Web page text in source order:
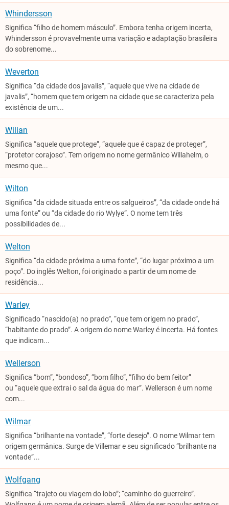
Whindersson
Significa “filho de homem másculo”. Embora tenha origem incerta,
Whindersson é provavelmente uma variação e adaptação brasileira
do sobrenome...
Weverton
Significa “da cidade dos javalis”, “aquele que vive na cidade de
javalis”, “homem que tem origem na cidade que se caracteriza pela
existência de um...
Wilian
Significa “aquele que protege”, “aquele que é capaz de proteger”,
“protetor corajoso”. Tem origem no nome germânico Willahelm, o
mesmo que...
Wilton
Significa “da cidade situada entre os salgueiros”, “da cidade onde há
uma fonte” ou “da cidade do rio Wylye”. O nome tem três
possibilidades de...
Welton
Significa “da cidade próxima a uma fonte”, “do lugar próximo a um
poço”. Do inglês Welton, foi originado a partir de um nome de
residência...
Warley
Significado “nascido(a) no prado”, “que tem origem no prado”,
“habitante do prado”. A origem do nome Warley é incerta. Há fontes
que indicam...
Wellerson
Significa “bom”, “bondoso”, “bom filho”, “filho do bem feitor”
ou “aquele que extrai o sal da água do mar”​. Wellerson é um nome
com...
Wilmar
Significa “brilhante na vontade”, “forte desejo”. O nome Wilmar tem
origem germânica. Surge de Villemar e seu significado “brilhante na
vontade”...
Wolfgang
Significa “trajeto ou viagem do lobo”; “caminho do guerreiro”.